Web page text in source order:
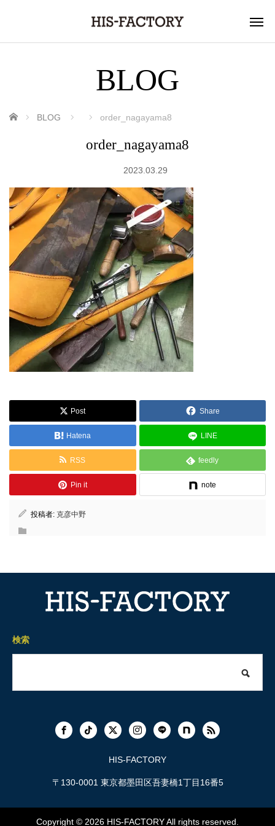
BLOG
ホーム BLOG order_nagayama8
order_nagayama8
2023.03.29
Post Share
Hatena LINE
RSS feedly
Pin it note
投稿者: 克彦中野
検索
HIS-FACTORY
〒130-0001 東京都墨田区吾妻橋1丁目16番5
Copyright © 2026 HIS-FACTORYAll rights reserved.